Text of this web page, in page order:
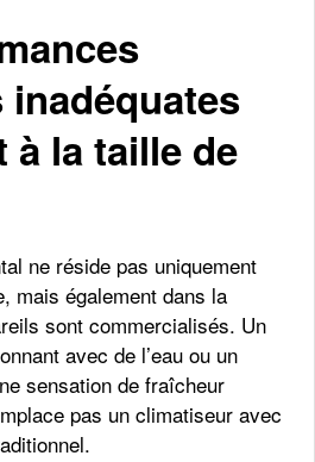
à la taille de
ne réside pas uniquement
mais également dans la
sont commercialisés. Un
avec de l’eau ou un
sensation de fraîcheur
pas un climatiseur avec